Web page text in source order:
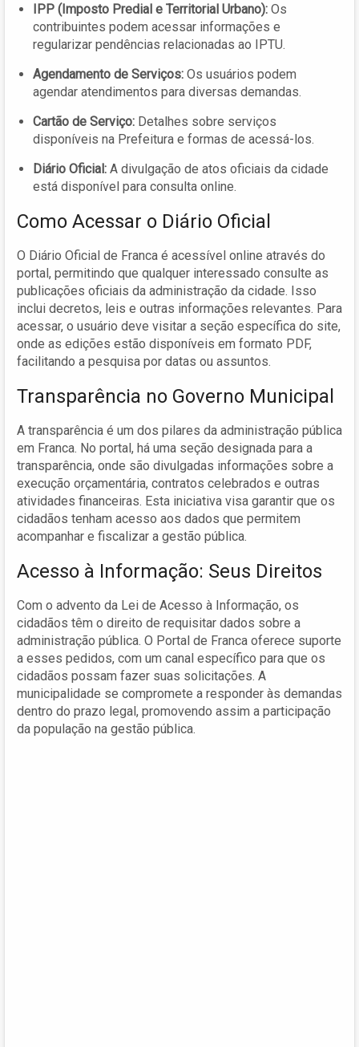
IPP (Imposto Predial e Territorial Urbano): Os
contribuintes podem acessar informações e
regularizar pendências relacionadas ao IPTU.
Agendamento de Serviços: Os usuários podem
agendar atendimentos para diversas demandas.
Cartão de Serviço: Detalhes sobre serviços
disponíveis na Prefeitura e formas de acessá-los.
Diário Oficial: A divulgação de atos oficiais da cidade
está disponível para consulta online.
Como Acessar o Diário Oficial
O Diário Oficial de Franca é acessível online através do
portal, permitindo que qualquer interessado consulte as
publicações oficiais da administração da cidade. Isso
inclui decretos, leis e outras informações relevantes. Para
acessar, o usuário deve visitar a seção específica do site,
onde as edições estão disponíveis em formato PDF,
facilitando a pesquisa por datas ou assuntos.
Transparência no Governo Municipal
A transparência é um dos pilares da administração pública
em Franca. No portal, há uma seção designada para a
transparência, onde são divulgadas informações sobre a
execução orçamentária, contratos celebrados e outras
atividades financeiras. Esta iniciativa visa garantir que os
cidadãos tenham acesso aos dados que permitem
acompanhar e fiscalizar a gestão pública.
Acesso à Informação: Seus Direitos
Com o advento da Lei de Acesso à Informação, os
cidadãos têm o direito de requisitar dados sobre a
administração pública. O Portal de Franca oferece suporte
a esses pedidos, com um canal específico para que os
cidadãos possam fazer suas solicitações. A
municipalidade se compromete a responder às demandas
dentro do prazo legal, promovendo assim a participação
da população na gestão pública.